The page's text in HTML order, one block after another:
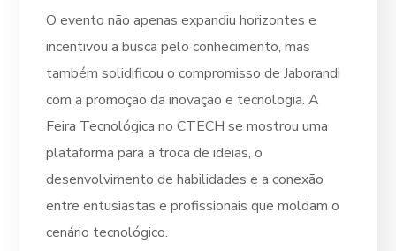
O evento não apenas expandiu horizontes e
incentivou a busca pelo conhecimento, mas
também solidificou o compromisso de Jaborandi
com a promoção da inovação e tecnologia. A
Feira Tecnológica no CTECH se mostrou uma
plataforma para a troca de ideias, o
desenvolvimento de habilidades e a conexão
entre entusiastas e profissionais que moldam o
cenário tecnológico.